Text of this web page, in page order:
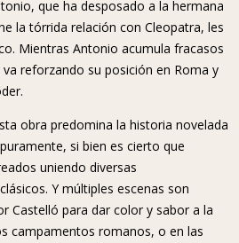
que ha desposado a la hermana
la tórrida relación con Cleopatra, les
Mientras Antonio acumula fracasos
reforzando su posición en Roma y
obra predomina la historia novelada
si bien es cierto que
uniendo diversas
Y múltiples escenas son
Castelló para dar color y sabor a la
campamentos romanos, o en las